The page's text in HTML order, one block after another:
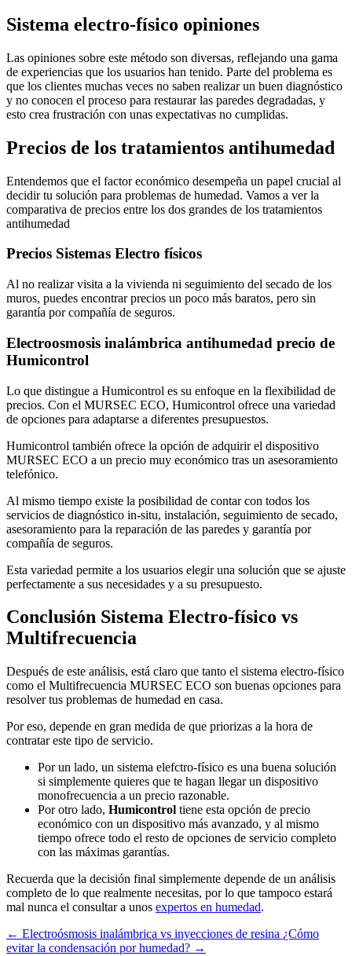
Sistema electro-físico opiniones
Las opiniones sobre este método son diversas, reflejando una gama
de experiencias que los usuarios han tenido. Parte del problema es
que los clientes muchas veces no saben realizar un buen diagnóstico
y no conocen el proceso para restaurar las paredes degradadas, y
esto crea frustración con unas expectativas no cumplidas.
Precios de los tratamientos antihumedad
Entendemos que el factor económico desempeña un papel crucial al
decidir tu solución para problemas de humedad. Vamos a ver la
comparativa de precios entre los dos grandes de los tratamientos
antihumedad
Precios Sistemas Electro físicos
Al no realizar visita a la vivienda ni seguimiento del secado de los
muros, puedes encontrar precios un poco más baratos, pero sin
garantía por compañía de seguros.
Electroosmosis inalámbrica antihumedad precio de
Humicontrol
Lo que distingue a Humicontrol es su enfoque en la flexibilidad de
precios. Con el MURSEC ECO, Humicontrol ofrece una variedad
de opciones para adaptarse a diferentes presupuestos.
Humicontrol también ofrece la opción de adquirir el dispositivo
MURSEC ECO a un precio muy económico tras un asesoramiento
telefónico.
Al mismo tiempo existe la posibilidad de contar con todos los
servicios de diagnóstico in-situ, instalación, seguimiento de secado,
asesoramiento para la reparación de las paredes y garantía por
compañía de seguros.
Esta variedad permite a los usuarios elegir una solución que se ajuste
perfectamente a sus necesidades y a su presupuesto.
Conclusión Sistema Electro-físico vs
Multifrecuencia
Después de este análisis, está claro que tanto el sistema electro-físico
como el Multifrecuencia MURSEC ECO son buenas opciones para
resolver tus problemas de humedad en casa.
Por eso, depende en gran medida de que priorizas a la hora de
contratar este tipo de servicio.
Por un lado, un sistema elefctro-físico es una buena solución
si simplemente quieres que te hagan llegar un dispositivo
monofrecuencia a un precio razonable.
Por otro lado, Humicontrol tiene esta opción de precio
económico con un dispositivo más avanzado, y al mismo
tiempo ofrece todo el resto de opciones de servicio completo
con las máximas garantías.
Recuerda que la decisión final simplemente depende de un análisis
completo de lo que realmente necesitas, por lo que tampoco estará
mal nunca el consultar a unos expertos en humedad.
← Electroósmosis inalámbrica vs inyecciones de resina ¿Cómo
evitar la condensación por humedad? →